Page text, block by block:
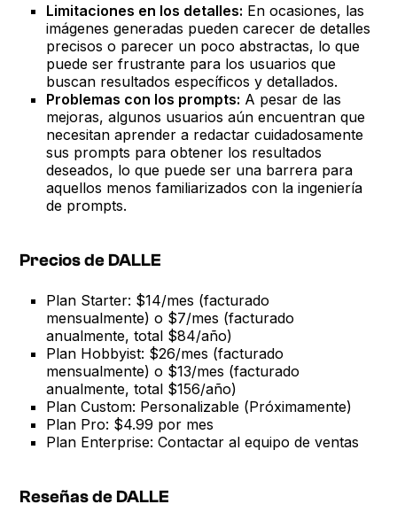
Limitaciones en los detalles: En ocasiones, las
imágenes generadas pueden carecer de detalles
precisos o parecer un poco abstractas, lo que
puede ser frustrante para los usuarios que
buscan resultados específicos y detallados.
Problemas con los prompts: A pesar de las
mejoras, algunos usuarios aún encuentran que
necesitan aprender a redactar cuidadosamente
sus prompts para obtener los resultados
deseados, lo que puede ser una barrera para
aquellos menos familiarizados con la ingeniería
de prompts.
Precios de DALLE
Plan Starter: $14/mes (facturado
mensualmente) o $7/mes (facturado
anualmente, total $84/año)
Plan Hobbyist: $26/mes (facturado
mensualmente) o $13/mes (facturado
anualmente, total $156/año)
Plan Custom: Personalizable (Próximamente)
Plan Pro: $4.99 por mes
Plan Enterprise: Contactar al equipo de ventas
Reseñas de DALLE